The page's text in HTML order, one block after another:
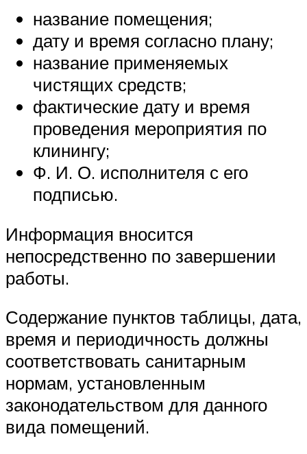
название помещения;
дату и время согласно плану;
название применяемых
чистящих средств;
фактические дату и время
проведения мероприятия по
клинингу;
Ф. И. О. исполнителя с его
подписью.
Информация вносится
непосредственно по завершении
работы.
Содержание пунктов таблицы, дата,
время и периодичность должны
соответствовать санитарным
нормам, установленным
законодательством для данного
вида помещений.